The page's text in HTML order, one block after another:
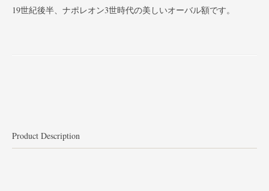
19世紀後半、ナポレオン3世時代の美しいオーバル額です。
Product Description